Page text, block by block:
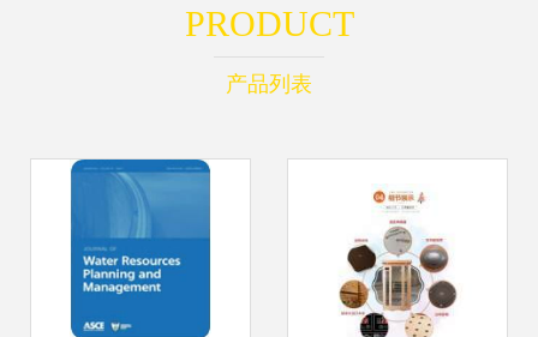
PRODUCT
产品列表